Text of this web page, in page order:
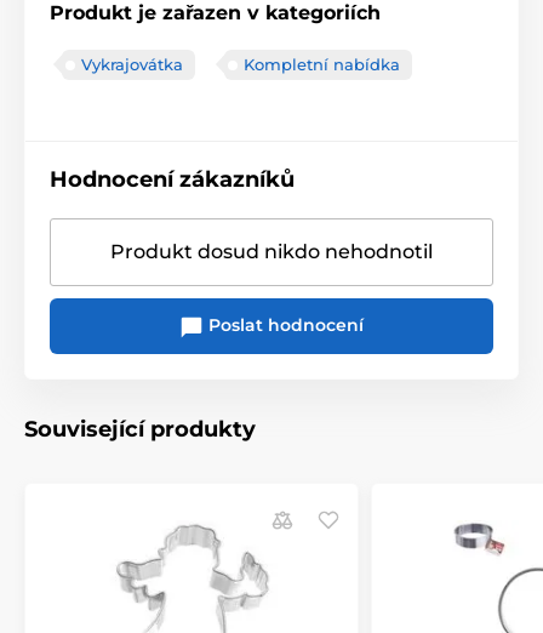
Produkt je zařazen v kategoriích
Vykrajovátka Kompletní nabídka
Hodnocení zákazníků
Produkt dosud nikdo nehodnotil
Poslat hodnocení
Související produkty